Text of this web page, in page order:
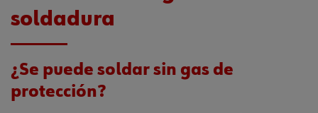
soldadura
¿Se puede soldar sin gas de
protección?